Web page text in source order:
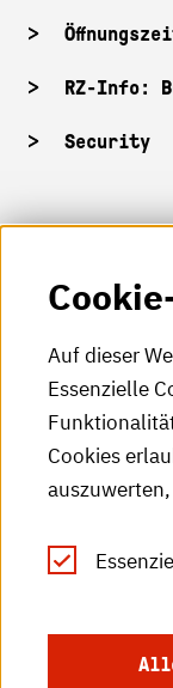
RZ-Info:
Security
HKA-Shop
HKA-Videos
HKA-
HKA-
RSS-Feed
Leichte
Auf dieser
Essenzielle
Cookies